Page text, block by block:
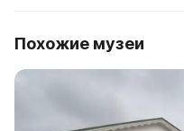
Похожие музеи